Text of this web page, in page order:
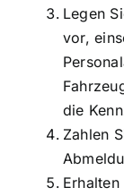
Legen
vor,
die
Zahlen